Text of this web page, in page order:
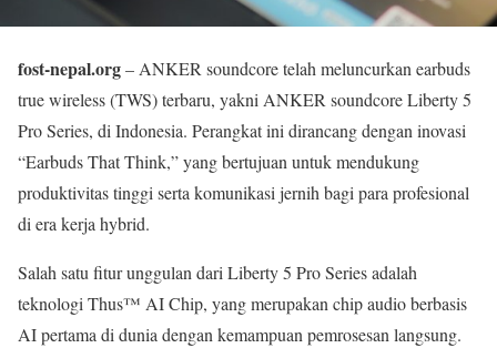
fost-nepal.org– ANKER soundcore telah meluncurkan earbuds
true wireless (TWS) terbaru, yakni ANKER soundcore Liberty 5
Pro Series, di Indonesia. Perangkat ini dirancang dengan inovasi
“Earbuds That Think,” yang bertujuan untuk mendukung
produktivitas tinggi serta komunikasi jernih bagi para profesional
di era kerja hybrid.
Salah satu fitur unggulan dari Liberty 5 Pro Series adalah
teknologi Thus™ AI Chip, yang merupakan chip audio berbasis
AI pertama di dunia dengan kemampuan pemrosesan langsung.